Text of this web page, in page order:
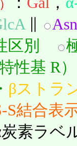
∥
区別
特性基
βストラ
S結合表
素ラベ